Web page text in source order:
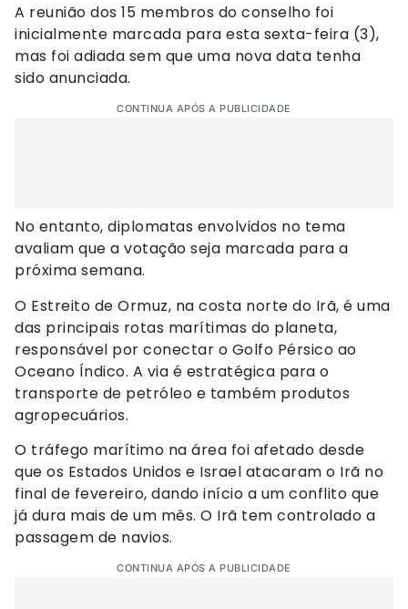
A reunião dos 15 membros do conselho foi
inicialmente marcada para esta sexta-feira (3),
mas foi adiada sem que uma nova data tenha
sido anunciada.
CONTINUA APÓS A PUBLICIDADE
No entanto, diplomatas envolvidos no tema
avaliam que a votação seja marcada para a
próxima semana.
O Estreito de Ormuz, na costa norte do Irã, é uma
das principais rotas marítimas do planeta,
responsável por conectar o Golfo Pérsico ao
Oceano Índico. A via é estratégica para o
transporte de petróleo e também produtos
agropecuários.
O tráfego marítimo na área foi afetado desde
que os Estados Unidos e Israel atacaram o Irã no
final de fevereiro, dando início a um conflito que
já dura mais de um mês. O Irã tem controlado a
passagem de navios.
CONTINUA APÓS A PUBLICIDADE